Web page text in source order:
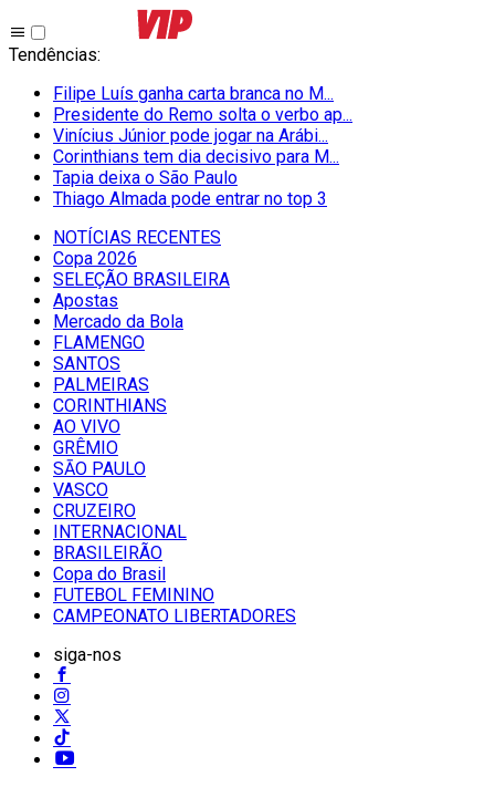
Tendências:
Filipe Luís ganha carta branca no M...
Presidente do Remo solta o verbo ap...
Vinícius Júnior pode jogar na Arábi...
Corinthians tem dia decisivo para M...
Tapia deixa o São Paulo
Thiago Almada pode entrar no top 3
NOTÍCIAS RECENTES
Copa 2026
SELEÇÃO BRASILEIRA
Apostas
Mercado da Bola
FLAMENGO
SANTOS
PALMEIRAS
CORINTHIANS
AO VIVO
GRÊMIO
SĀO PAULO
VASCO
CRUZEIRO
INTERNACIONAL
BRASILEIRÃO
Copa do Brasil
FUTEBOL FEMININO
CAMPEONATO LIBERTADORES
siga-nos